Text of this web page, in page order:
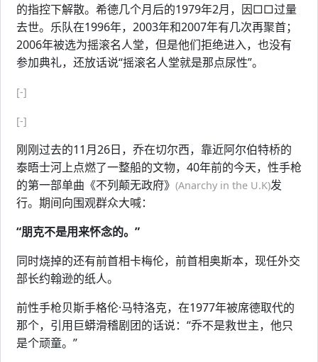
的指控下解散。希德几个月后的1979年2月，因□□过量
去世。乐队在1996年，2003年和2007年有几次再聚首；
2006年被选为摇滚名人堂，但是他们拒绝进入，也没有
参加典礼，还放话说“摇滚名人堂就是那点尿性”。
[-]
[-]
刚刚过去的11月26日，乔在切尔西，靠近阿尔伯特桥的
泰晤士河上点燃了一整船的文物，40年前的今天，性手枪
的第一部单曲《不列颠无政府》 (Anarchy in the U.K)发
行。期间向围观群众大喊：
“朋克不是用来怀念的。”
同时烧掉的还有前首相卡梅伦，前首相奥斯本，现任外交
部长约翰逊的纸人。
前性手枪贝斯手格伦·马特洛克，在1977年被席德取代的
那个，引用巨蟒滑稽剧团的话说：“乔不是救世主，他只
是个顽童。”